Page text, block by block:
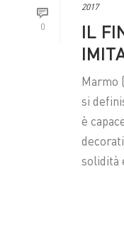
0
2017
IL
Marmo
si
è
solidità